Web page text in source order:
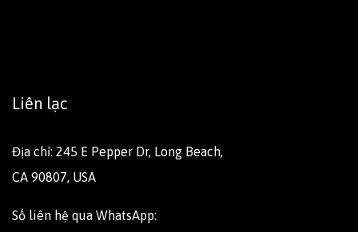
Liên lạc
Địa chỉ: 245 E Pepper Dr, Long Beach,
CA 90807, USA
Số liên hệ qua WhatsApp: